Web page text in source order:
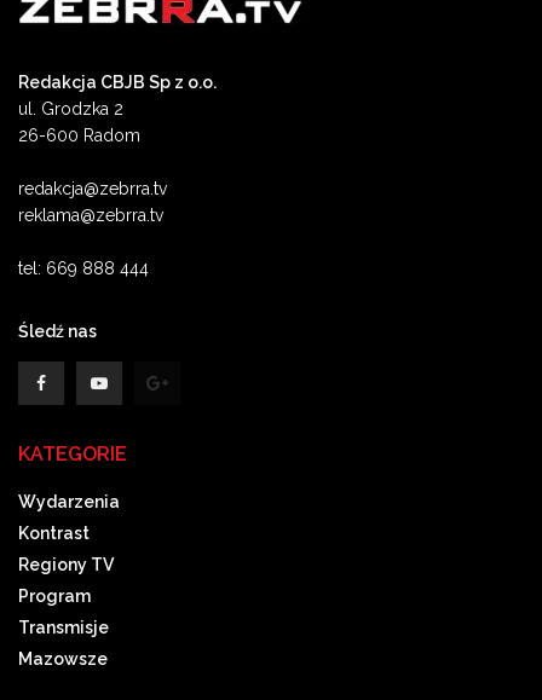
Redakcja CBJB Sp z o.o.
ul. Grodzka 2
26-600 Radom
redakcja@zebrra.tv
reklama@zebrra.tv
tel: 669 888 444
Śledź nas
KATEGORIE
Wydarzenia
Kontrast
Regiony TV
Program
Transmisje
Mazowsze